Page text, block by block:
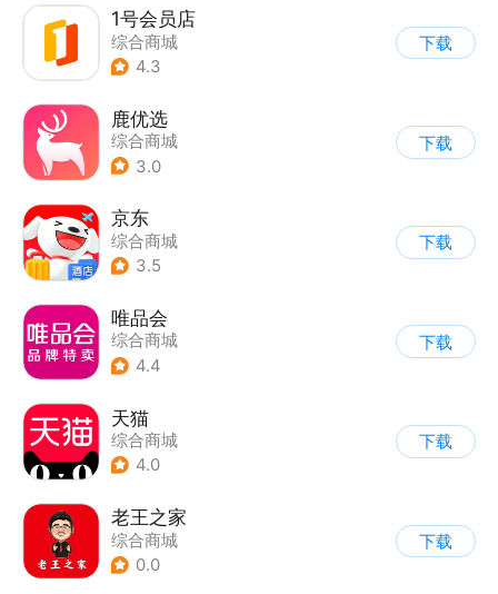
1号会员店
综合商城
4.3
下载
鹿优选
综合商城
3.0
下载
京东
综合商城
3.5
下载
唯品会
综合商城
4.4
下载
天猫
综合商城
4.0
下载
老王之家
综合商城
0.0
下载